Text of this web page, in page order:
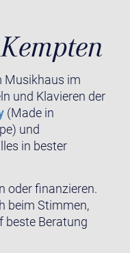
Musikhaus im
und Klavieren der
(Made in
und
in bester
oder finanzieren.
beim Stimmen,
beste Beratung